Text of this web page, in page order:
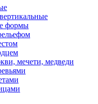
формы
мечети, медведи